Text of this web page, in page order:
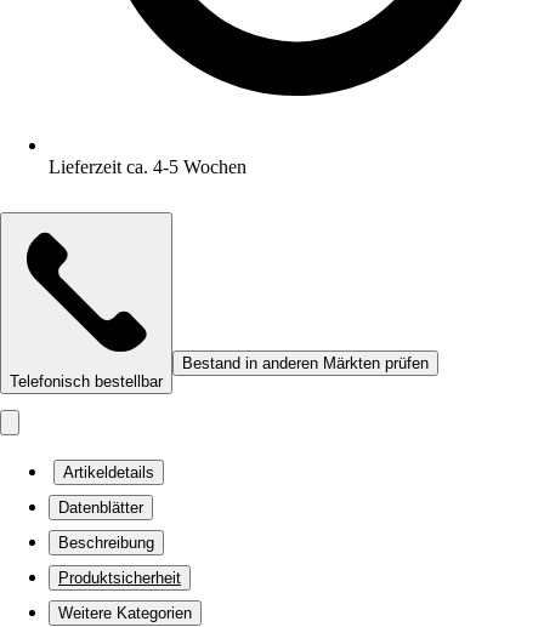
Lieferzeit ca. 4-5 Wochen
Telefonisch bestellbar
Bestand in anderen Märkten prüfen
Artikeldetails
Datenblätter
Beschreibung
Produktsicherheit
Weitere Kategorien